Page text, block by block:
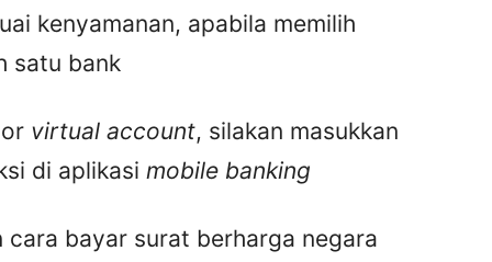
kenyamanan, apabila memilih
satu bank
virtual account, silakan masukkan
di aplikasi mobile banking
cara bayar surat berharga negara